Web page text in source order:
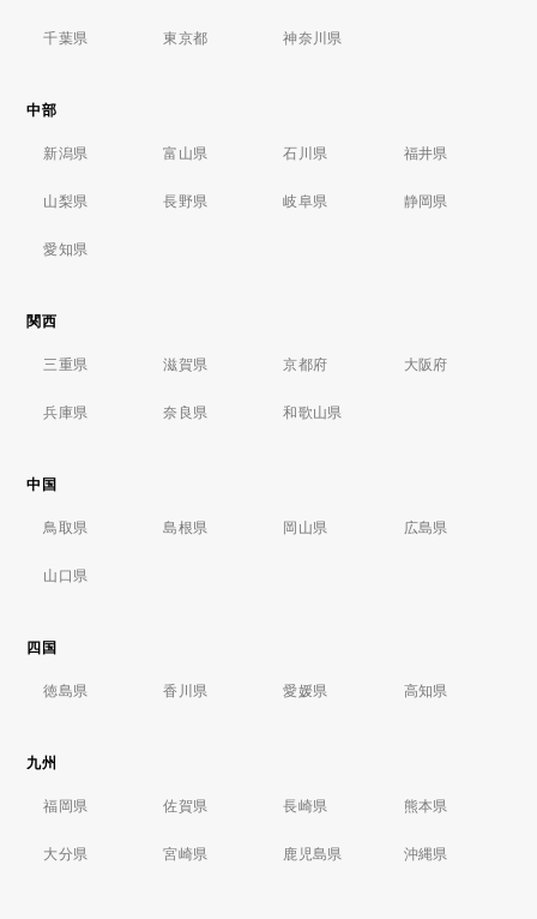
千葉県 東京都 神奈川県
中部
新潟県 富山県 石川県 福井県
山梨県 長野県 岐阜県 静岡県
愛知県
関西
三重県 滋賀県 京都府 大阪府
兵庫県 奈良県 和歌山県
中国
鳥取県 島根県 岡山県 広島県
山口県
四国
徳島県 香川県 愛媛県 高知県
九州
福岡県 佐賀県 長崎県 熊本県
大分県 宮崎県 鹿児島県 沖縄県